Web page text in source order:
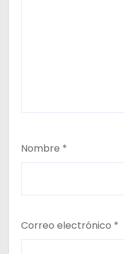
Nombre *
Correo electrónico *